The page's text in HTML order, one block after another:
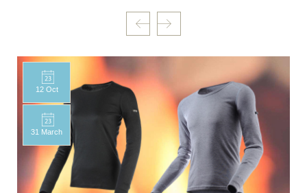
12 Oct
31 March